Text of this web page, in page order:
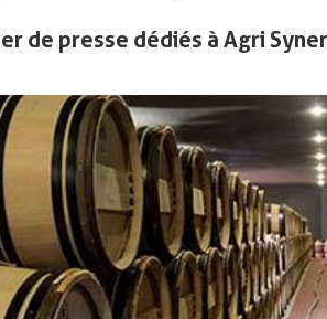
de presse dédiés à Agri